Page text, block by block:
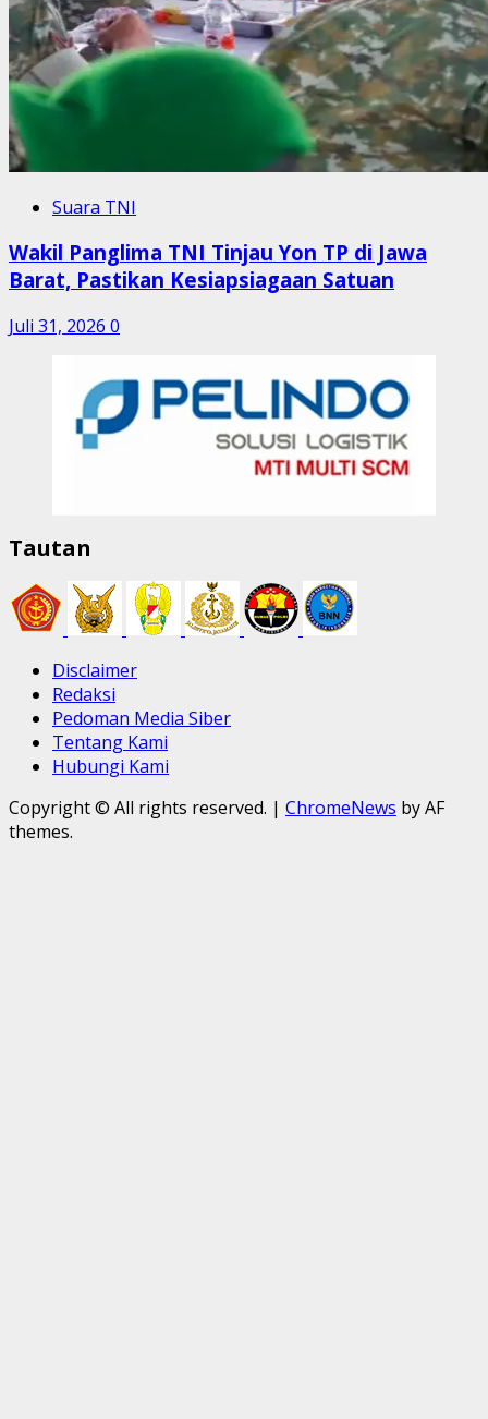
Suara TNI
Wakil Panglima TNI Tinjau Yon TP di Jawa
Barat, Pastikan Kesiapsiagaan Satuan
Juli 31, 2026 0
Tautan
Disclaimer
Redaksi
Pedoman Media Siber
Tentang Kami
Hubungi Kami
Copyright © All rights reserved. | ChromeNews by AF
themes.